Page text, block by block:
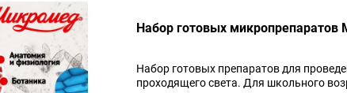
Набор готовых
Набор готовых препаратов для
проходящего света. Для школьного